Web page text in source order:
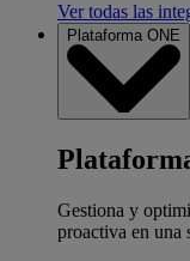
Ver todas las
Plataforma ONE
Gestiona y
proactiva en una